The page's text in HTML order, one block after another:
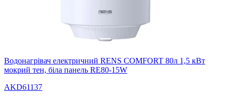
Водонагрівач електричний RENS COMFORT 80л 1,5 кВт
мокрий тен, біла панель RE80-15W
AKD61137